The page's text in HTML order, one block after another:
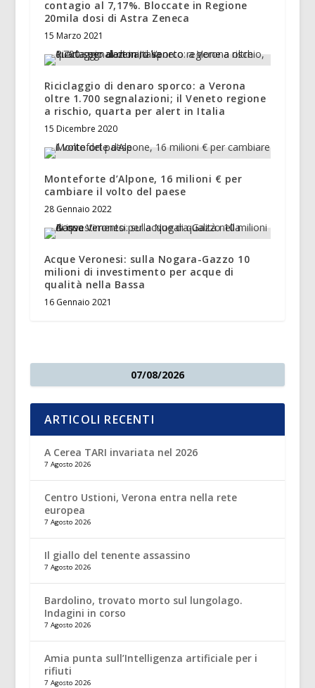
contagio al 7,17%. Bloccate in Regione
20mila dosi di Astra Zeneca
15 Marzo 2021
Riciclaggio di denaro sporco: a Verona
oltre 1.700 segnalazioni; il Veneto regione
a rischio, quarta per alert in Italia
15 Dicembre 2020
Monteforte d’Alpone, 16 milioni € per
cambiare il volto del paese
28 Gennaio 2022
Acque Veronesi: sulla Nogara-Gazzo 10
milioni di investimento per acque di
qualità nella Bassa
16 Gennaio 2021
07/08/2026
ARTICOLI RECENTI
A Cerea TARI invariata nel 2026
7 Agosto 2026
Centro Ustioni, Verona entra nella rete
europea
7 Agosto 2026
Il giallo del tenente assassino
7 Agosto 2026
Bardolino, trovato morto sul lungolago.
Indagini in corso
7 Agosto 2026
Amia punta sull’Intelligenza artificiale per i
rifiuti
7 Agosto 2026